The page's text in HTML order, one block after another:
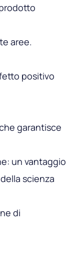
aree.
positivo
garantisce
un vantaggio
scienza
di